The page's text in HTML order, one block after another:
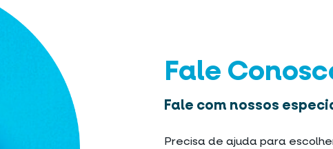
Fale
Fale com nossos
Precisa de ajuda para